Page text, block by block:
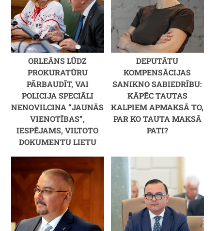
ORLEĀNS LŪDZ
PROKURATŪRU
PĀRBAUDĪT, VAI
POLICIJA SPECIĀLI
NENOVILCINA “JAUNĀS
VIENOTĪBAS”,
IESPĒJAMS, VILTOTO
DOKUMENTU LIETU
DEPUTĀTU
KOMPENSĀCIJAS
SANIKNO SABIEDRĪBU:
KĀPĒC TAUTAS
KALPIEM APMAKSĀ TO,
PAR KO TAUTA MAKSĀ
PATI?